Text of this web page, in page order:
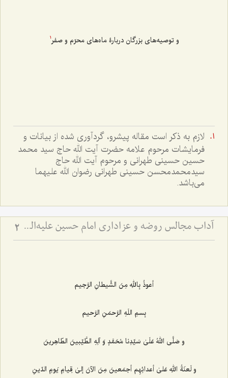
و توصیه‌های بزرگان دربارۀ ماه‌های محرّم و صفر1
لازم به ذکر است مقاله پیشرو، گردآوری شده از بیانات و
فرمایشات مرحوم علامه حضرت آیت الله حاج سید محمد
حسین حسینی طهرانی و مرحوم آیت الله حاج
سیدمحمدمحسن حسینی طهرانی رضوان الله علیهما
می‌باشد.
آداب مجالس روضه و عزاداری امام حسین علیه‌السلام - و توصیه‌های بزرگان دربارۀ ماه‌های محرّم و صفر 2
أعوذُ بِاللهِ مِنَ الشَّيطانِ الرَّجيم‌
بِسمِ اللَهِ الرَّحمَنِ الرَّحيم‌
و صَلَّى اللهُ عَلَىٰ سَيِّدِنا مُحَمَّدٍ وَ آلِهِ الطَّيِّبينَ الطّاهِرينَ‌
و لَعنَةُ اللهِ عَلیٰ أعدائِهِم أجمَعينَ مِنَ الآنَ إلىٰ قِيامِ يَومِ الدّينِ